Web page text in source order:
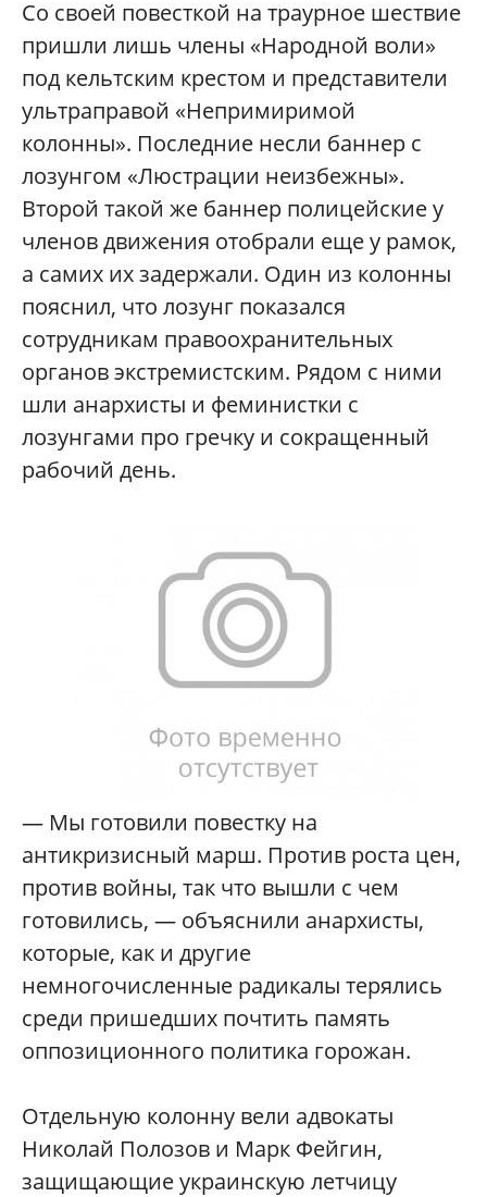
Со своей повесткой на траурное шествие
пришли лишь члены «Народной воли»
под кельтским крестом и представители
ультраправой «Непримиримой
колонны». Последние несли баннер с
лозунгом «Люстрации неизбежны».
Второй такой же баннер полицейские у
членов движения отобрали еще у рамок,
а самих их задержали. Один из колонны
пояснил, что лозунг показался
сотрудникам правоохранительных
органов экстремистским. Рядом с ними
шли анархисты и феминистки с
лозунгами про гречку и сокращенный
рабочий день.
— Мы готовили повестку на
антикризисный марш. Против роста цен,
против войны, так что вышли с чем
готовились, — объяснили анархисты,
которые, как и другие
немногочисленные радикалы терялись
среди пришедших почтить память
оппозиционного политика горожан.
Отдельную колонну вели адвокаты
Николай Полозов и Марк Фейгин,
защищающие украинскую летчицу